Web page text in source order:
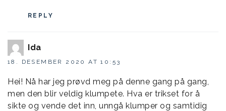
REPLY
Ida
18. DESEMBER 2020 AT 10:53
Hei! Nå har jeg prøvd meg på denne gang på gang,
men den blir veldig klumpete. Hva er trikset for å
sikte og vende det inn, unngå klumper og samtidig